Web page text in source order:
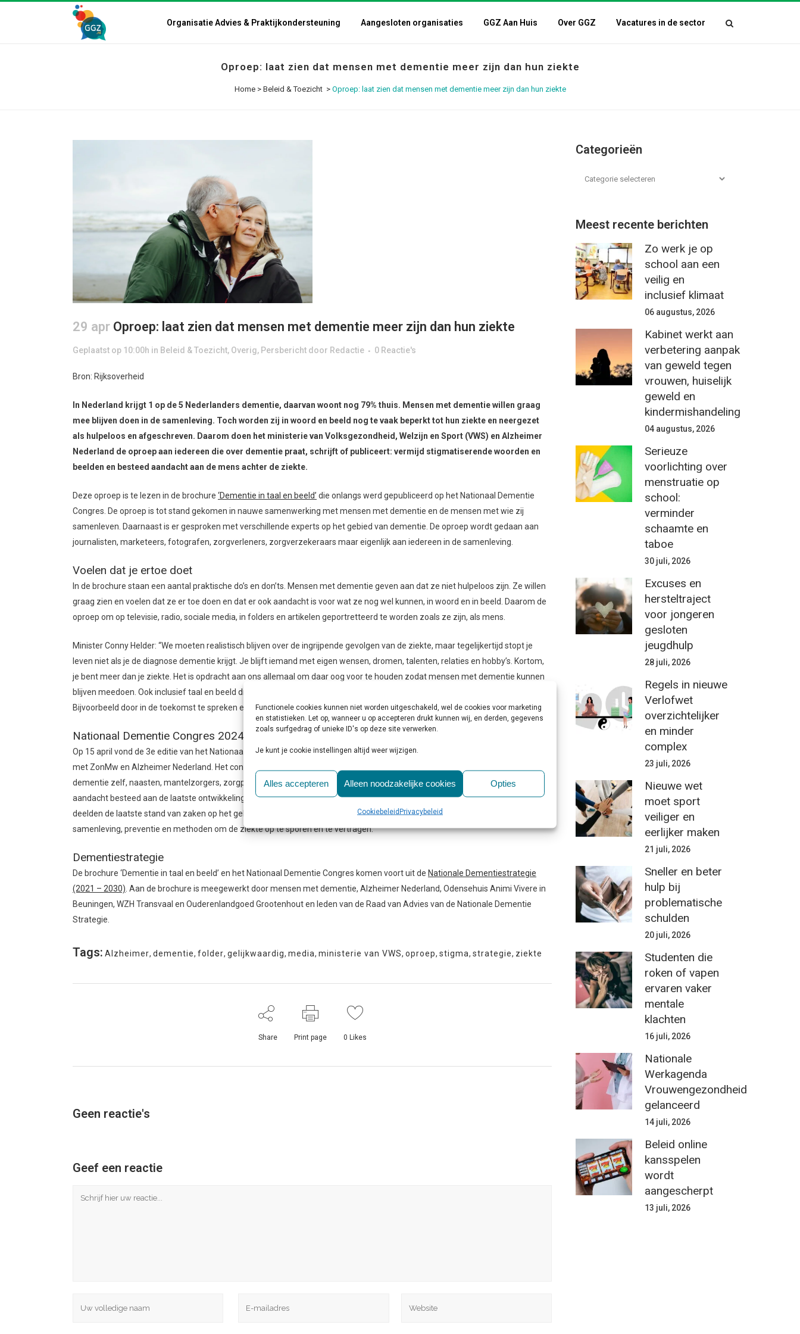
Functionele cookies kunnen niet worden uitgeschakeld, wel de cookies voor marketing
en statistieken. Let op, wanneer u op accepteren drukt kunnen wij, en derden, gegevens
zoals surfgedrag of unieke ID's op deze site verwerken.
Je kunt je cookie instellingen altijd weer wijzigen.
Alles accepteren Alleen noodzakelijke cookies Opties
CookiebeleidPrivacybeleid
Organisatie Advies & Praktijkondersteuning Aangesloten organisaties GGZ Aan Huis Over GGZ Vacatures in de sector
Oproep: laat zien dat mensen met dementie meer zijn dan hun ziekte
Home> Beleid & Toezicht > Oproep: laat zien dat mensen met dementie meer zijn dan hun ziekte
29 apr Oproep: laat zien dat mensen met dementie meer zijn dan hun ziekte
Geplaatst op 10:00h in Beleid & Toezicht, Overig, Persbericht door Redactie 0 Reactie's
Bron: Rijksoverheid
In Nederland krijgt 1 op de 5 Nederlanders dementie, daarvan woont nog 79% thuis. Mensen met dementie willen graag
mee blijven doen in de samenleving. Toch worden zij in woord en beeld nog te vaak beperkt tot hun ziekte en neergezet
als hulpeloos en afgeschreven. Daarom doen het ministerie van Volksgezondheid, Welzijn en Sport (VWS) en Alzheimer
Nederland de oproep aan iedereen die over dementie praat, schrijft of publiceert: vermijd stigmatiserende woorden en
beelden en besteed aandacht aan de mens achter de ziekte.
Deze oproep is te lezen in de brochure ‘Dementie in taal en beeld’ die onlangs werd gepubliceerd op het Nationaal Dementie
Congres. De oproep is tot stand gekomen in nauwe samenwerking met mensen met dementie en de mensen met wie zij
samenleven. Daarnaast is er gesproken met verschillende experts op het gebied van dementie. De oproep wordt gedaan aan
journalisten, marketeers, fotografen, zorgverleners, zorgverzekeraars maar eigenlijk aan iedereen in de samenleving.
Voelen dat je ertoe doet
In de brochure staan een aantal praktische do’s en don’ts. Mensen met dementie geven aan dat ze niet hulpeloos zijn. Ze willen
graag zien en voelen dat ze er toe doen en dat er ook aandacht is voor wat ze nog wel kunnen, in woord en in beeld. Daarom de
oproep om op televisie, radio, sociale media, in folders en artikelen geportretteerd te worden zoals ze zijn, als mens.
Minister Conny Helder: “We moeten realistisch blijven over de ingrijpende gevolgen van de ziekte, maar tegelijkertijd stopt je
leven niet als je de diagnose dementie krijgt. Je blijft iemand met eigen wensen, dromen, talenten, relaties en hobby’s. Kortom,
je bent meer dan je ziekte. Het is opdracht aan ons allemaal om daar oog voor te houden zodat mensen met dementie kunnen
blijven meedoen. Ook inclusief taal en beeld dragen bij aan een dementievriendelijkere samenleving. Iedereen kan iets doen.
Bijvoorbeeld door in de toekomst te spreken en schrijven over ‘mensen met dementie’ in plaats van ‘demente ouderen’.”
Nationaal Dementie Congres 2024
Op 15 april vond de 3e editie van het Nationaal Dementie Congres plaats in NBC Nieuwegein, georganiseerd in samenwerking
met ZonMw en Alzheimer Nederland. Het congres is bedoeld voor iedereen die te maken heeft met dementie: mensen met
dementie zelf, naasten, mantelzorgers, zorgprofessionals, onderzoekers en beleidsmakers. Tijdens deze editie is er volop
aandacht besteed aan de laatste ontwikkelingen op het gebied van dementieonderzoek. Experts en andere onderzoekers
deelden de laatste stand van zaken op het gebied van medicijnontwikkeling, participatie van mensen met dementie in de
samenleving, preventie en methoden om de ziekte op te sporen en te vertragen.
Dementiestrategie
De brochure ‘Dementie in taal en beeld’ en het Nationaal Dementie Congres komen voort uit de Nationale Dementiestrategie
(2021 – 2030). Aan de brochure is meegewerkt door mensen met dementie, Alzheimer Nederland, Odensehuis Animi Vivere in
Beuningen, WZH Transvaal en Ouderenlandgoed Grootenhout en leden van de Raad van Advies van de Nationale Dementie
Strategie.
Tags: Alzheimer, dementie, folder, gelijkwaardig, media, ministerie van VWS, oproep, stigma, strategie, ziekte
Share Print page 0 Likes
Geen reactie's
Geef een reactie
Categorieën
Meest recente berichten
Zo werk je op
school aan een
veilig en
inclusief klimaat
06 augustus, 2026
Kabinet werkt aan
verbetering aanpak
van geweld tegen
vrouwen, huiselijk
geweld en
kindermishandeling
04 augustus, 2026
Serieuze
voorlichting over
menstruatie op
school:
verminder
schaamte en
taboe
30 juli, 2026
Excuses en
hersteltraject
voor jongeren
gesloten
jeugdhulp
28 juli, 2026
Regels in nieuwe
Verlofwet
overzichtelijker
en minder
complex
23 juli, 2026
Nieuwe wet
moet sport
veiliger en
eerlijker maken
21 juli, 2026
Sneller en beter
hulp bij
problematische
schulden
20 juli, 2026
Studenten die
roken of vapen
ervaren vaker
mentale
klachten
16 juli, 2026
Nationale
Werkagenda
Vrouwengezondheid
gelanceerd
14 juli, 2026
Beleid online
kansspelen
wordt
aangescherpt
13 juli, 2026